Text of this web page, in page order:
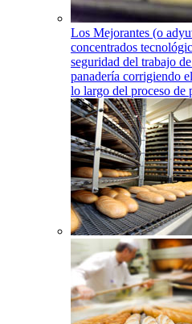
Los Mejorantes (o
concentrados
seguridad del trabajo
panadería corrigiendo
lo largo del proceso de